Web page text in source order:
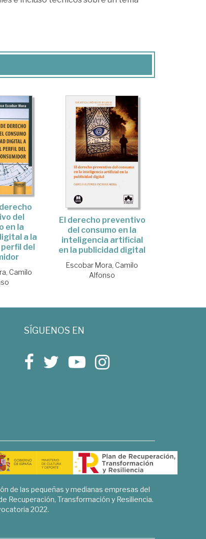
del
en la
a la
del
Camilo
El derecho preventivo
del consumo en la
inteligencia artificial
en la publicidad digital
Escobar Mora, Camilo
Alfonso
SÍGUENOS EN
de las pequeñas y medianas empresas del
Recuperación, Transformación y Resiliencia.
2022.